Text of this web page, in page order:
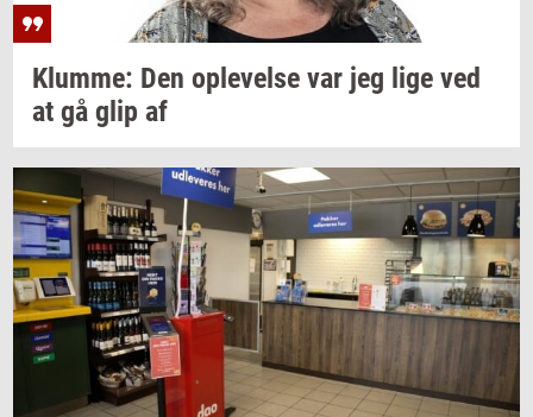
Klum­me: Den op­le­vel­se var jeg lige ved
at gå glip af